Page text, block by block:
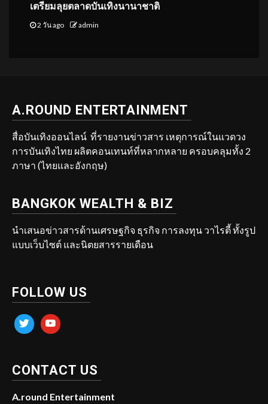
เตรียมลุยตลาดบันเทิงนานาชาติ
2 วัน ago admin
A.ROUND ENTERTAINMENT
สื่อบันเทิงออนไลน์ ที่รายงานข่าวสาร เหตุการณ์ในแวดวง
การบันเทิงไทย ผลิตคอนเทนท์ที่หลากหลาย ครอบคลุมทั้ง 2
ภาษา (ไทยและอังกฤษ)
BANGKOK WEALTH & BIZ
นำเสนอข่าวสารด้านเศรษฐกิจ ธุรกิจ การลงทุน วาไรตี้ ทั้งรูป
แบบเว็บไซต์ และนิตยสารรายเดือน
FOLLOW US
twitter youtube
CONTACT US
A.round Entertainment